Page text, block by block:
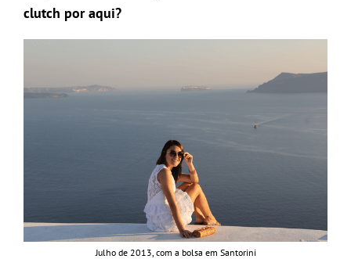
clutch por aqui?
Julho de 2013, com a bolsa em Santorini